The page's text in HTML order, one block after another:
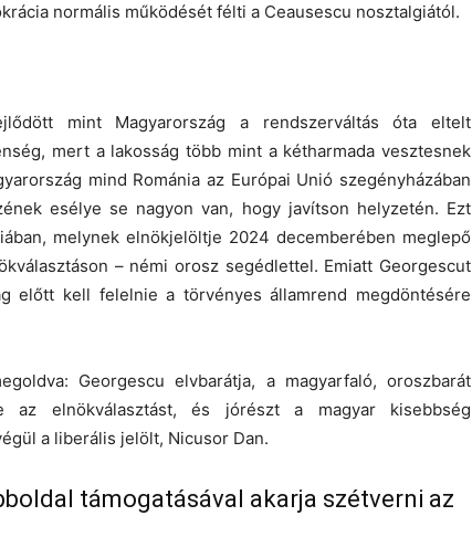
normális működését félti a Ceausescu nosztalgiától.
mint Magyarország a rendszerváltás óta eltelt
mert a lakosság több mint a kétharmada vesztesnek
mind Románia az Európai Unió szegényházában
esélye se nagyon van, hogy javítson helyzetén. Ezt
melynek elnökjelöltje 2024 decemberében meglepő
– némi orosz segédlettel. Emiatt Georgescut
előtt kell felelnie a törvényes államrend megdöntésére
Georgescu elvbarátja, a magyarfaló, oroszbarát
az elnökválasztást, és jórészt a magyar kisebbség
a liberális jelölt, Nicusor Dan.
támogatásával akarja szétverni az